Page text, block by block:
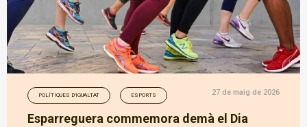
POLÍTIQUES D'IGUALTAT ESPORTS 27 de maig de 2026
Esparreguera commemora demà el Dia